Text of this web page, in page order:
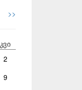
>>
კვი
2
9